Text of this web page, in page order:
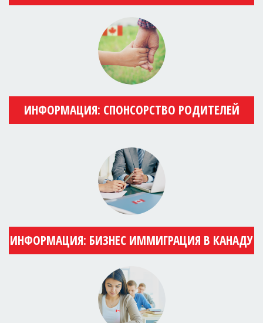
ИНФОРМАЦИЯ: СПОНСОРСТВО РОДИТЕЛЕЙ
ИНФОРМАЦИЯ: БИЗНЕС ИММИГРАЦИЯ В КАНАДУ